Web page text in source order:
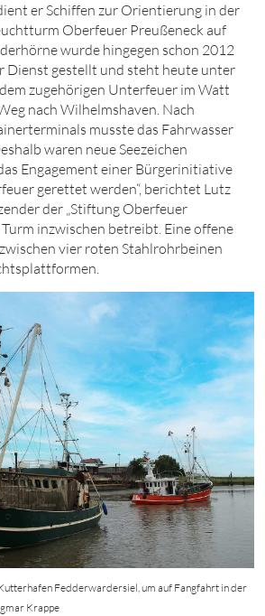
er Schiffen zur Orientierung in der
Oberfeuer Preußeneck auf
wurde hingegen schon 2012
Dienst gestellt und steht heute unter
zugehörigen Unterfeuer im Watt
nach Wilhelmshaven. Nach
musste das Fahrwasser
waren neue Seezeichen
Engagement einer Bürger­initiative
gerettet werden“, berichtet Lutz
der „Stiftung Oberfeuer
Turm inzwischen betreibt. Eine offene
vier roten Stahlrohrbeinen
Fedderwardersiel, um auf Fangfahrt in der
Krappe